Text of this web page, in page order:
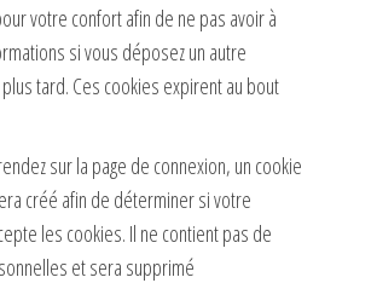
votre confort afin de ne pas avoir à
si vous déposez un autre
tard. Ces cookies expirent au bout
sur la page de connexion, un cookie
créé afin de déterminer si votre
les cookies. Il ne contient pas de
et sera supprimé